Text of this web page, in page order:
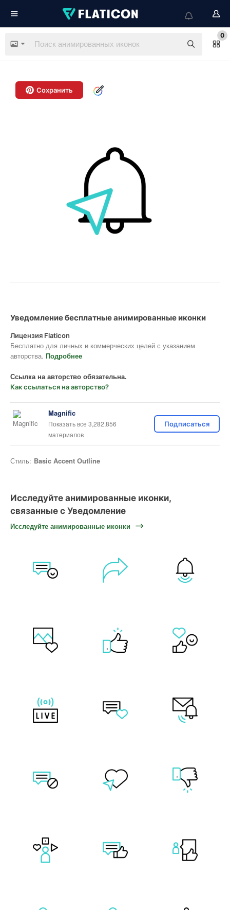
0
Сохранить
Уведомление бесплатные анимированные иконки
Лицензия Flaticon
Бесплатно для личных и коммерческих целей с указанием
авторства. Подробнее
Ссылка на авторство обязательна.
Как ссылаться на авторство?
Magnific
Показать все 3,282,856
материалов
Подписаться
Стиль: Basic Accent Outline
Исследуйте анимированные иконки,
связанные с Уведомление
Исследуйте анимированные иконки